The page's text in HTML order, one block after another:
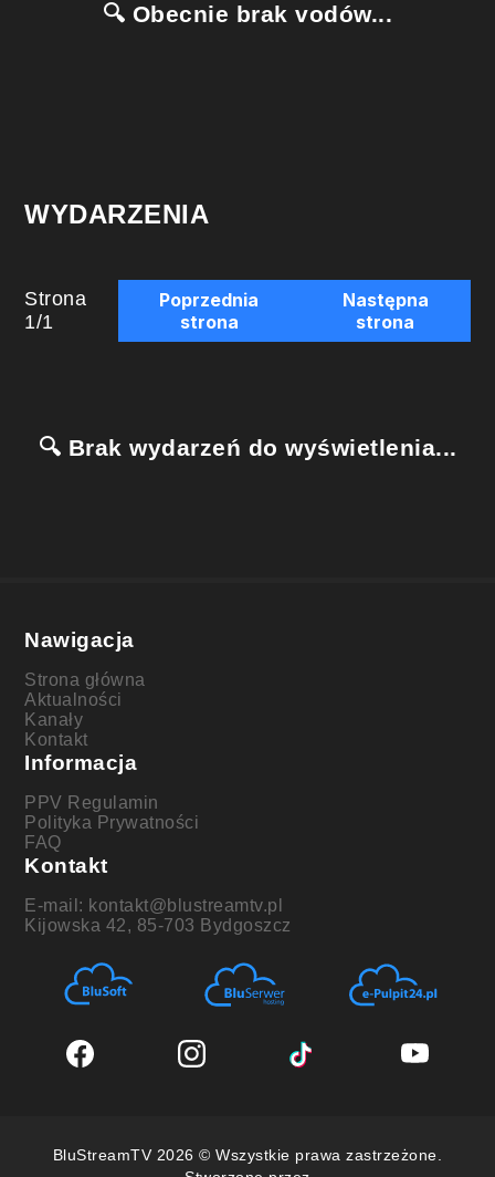
🔍 Obecnie brak vodów...
WYDARZENIA
Strona
1/1
Poprzednia
strona
Następna
strona
🔍 Brak wydarzeń do wyświetlenia...
Nawigacja
Strona główna
Aktualności
Kanały
Kontakt
Informacja
PPV Regulamin
Polityka Prywatności
FAQ
Kontakt
E-mail: kontakt@blustreamtv.pl
Kijowska 42, 85-703 Bydgoszcz
BluStreamTV 2026 © Wszystkie prawa zastrzeżone.